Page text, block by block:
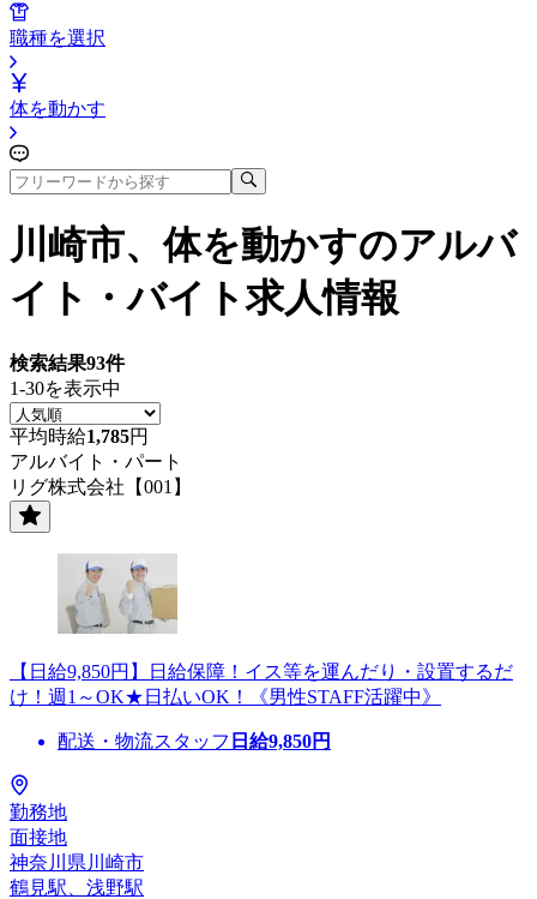
職種を選択
体を動かす
川崎市、体を動かすのアルバ
イト・バイト求人情報
検索結果93件
1-30を表示中
平均時給1,785円
アルバイト・パート
リグ株式会社【001】
【日給9,850円】日給保障！イス等を運んだり・設置するだ
け！週1～OK★日払いOK！《男性STAFF活躍中》
配送・物流スタッフ 日給9,850円
勤務地
面接地
神奈川県川崎市
鶴見駅、浅野駅